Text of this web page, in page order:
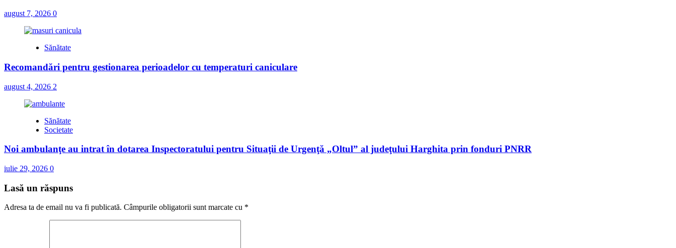
august 7, 2026 0
Sănătate
Recomandări pentru gestionarea perioadelor cu temperaturi caniculare
august 4, 2026 2
Sănătate
Societate
Noi ambulanţe au intrat în dotarea Inspectoratului pentru Situaţii de Urgenţă „Oltul” al judeţului Harghita prin fonduri PNRR
iulie 29, 2026 0
Lasă un răspuns
Adresa ta de email nu va fi publicată. Câmpurile obligatorii sunt marcate cu *